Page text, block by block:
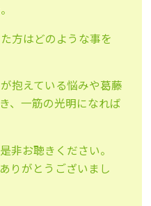
方はどのような事を
抱えている悩みや葛藤
、一筋の光明になれば
非お聴きください。
りがとうございまし